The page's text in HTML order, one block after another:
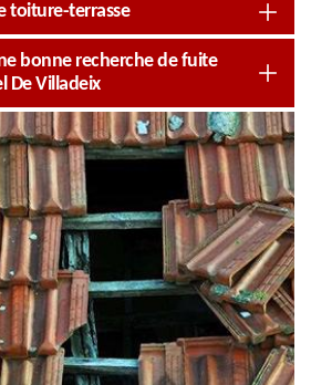
toiture-terrasse
bonne recherche de fuite
De Villadeix